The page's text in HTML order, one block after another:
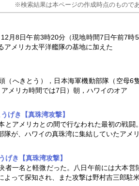
※検索結果は本ページの作成時点のもので
月8日午前3時20分（現地時間7日午前7
アメリカ太平洋艦隊の基地に加えた
（へきとう），日本海軍機動部隊（空母6
メリカ時間では7日）朝，ハワイのオア
げき【真珠湾攻撃】
とアメリカとの間で行なわれた最初の戦
隊が、ハワイの真珠湾に集結していたアメ
げき【真珠湾攻撃】
者一名と軽微だった。八日午前には大本
よって探知され、また攻撃は野村吉三郎駐